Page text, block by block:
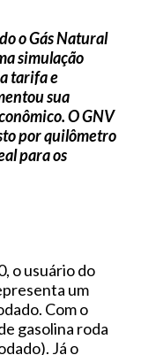
o Gás Natural
simulação
tarifa e
sua
O GNV
por quilômetro
para os
o usuário do
um
Com o
gasolina roda
Já o